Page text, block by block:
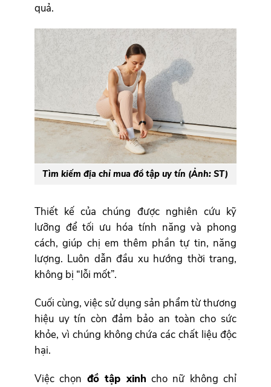
quả.
Tìm kiếm địa chỉ mua đồ tập uy tín (Ảnh: ST)
Thiết kế của chúng được nghiên cứu kỹ
lưỡng để tối ưu hóa tính năng và phong
cách, giúp chị em thêm phần tự tin, năng
lượng. Luôn dẫn đầu xu hướng thời trang,
không bị “lỗi mốt”.
Cuối cùng, việc sử dụng sản phẩm từ thương
hiệu uy tín còn đảm bảo an toàn cho sức
khỏe, vì chúng không chứa các chất liệu độc
hại.
Việc chọn đồ tập xinh cho nữ không chỉ